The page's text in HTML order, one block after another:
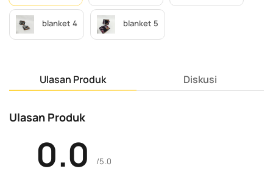
blanket 4 blanket 5
Ulasan Produk Diskusi
Ulasan Produk
0.0 /5.0